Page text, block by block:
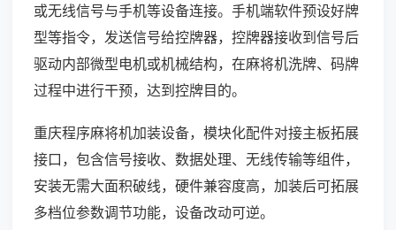
或无线信号与手机等设备连接。手机端软件预设好牌
型等指令，发送信号给控牌器，控牌器接收到信号后
驱动内部微型电机或机械结构，在麻将机洗牌、码牌
过程中进行干预，达到控牌目的。
重庆程序麻将机加装设备，模块化配件对接主板拓展
接口，包含信号接收、数据处理、无线传输等组件，
安装无需大面积破线，硬件兼容度高，加装后可拓展
多档位参数调节功能，设备改动可逆。